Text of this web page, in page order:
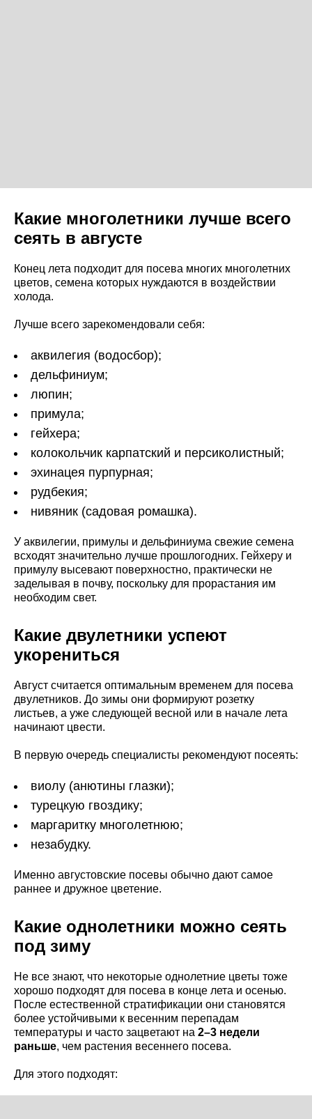
Какие многолетники лучше всего
сеять в августе
Конец лета подходит для посева многих многолетних
цветов, семена которых нуждаются в воздействии
холода.
Лучше всего зарекомендовали себя:
аквилегия (водосбор);
дельфиниум;
люпин;
примула;
гейхера;
колокольчик карпатский и персиколистный;
эхинацея пурпурная;
рудбекия;
нивяник (садовая ромашка).
У аквилегии, примулы и дельфиниума свежие семена
всходят значительно лучше прошлогодних. Гейхеру и
примулу высевают поверхностно, практически не
заделывая в почву, поскольку для прорастания им
необходим свет.
Какие двулетники успеют
укорениться
Август считается оптимальным временем для посева
двулетников. До зимы они формируют розетку
листьев, а уже следующей весной или в начале лета
начинают цвести.
В первую очередь специалисты рекомендуют посеять:
виолу (анютины глазки);
турецкую гвоздику;
маргаритку многолетнюю;
незабудку.
Именно августовские посевы обычно дают самое
раннее и дружное цветение.
Какие однолетники можно сеять
под зиму
Не все знают, что некоторые однолетние цветы тоже
хорошо подходят для посева в конце лета и осенью.
После естественной стратификации они становятся
более устойчивыми к весенним перепадам
температуры и часто зацветают на 2–3 недели
раньше, чем растения весеннего посева.
Для этого подходят: